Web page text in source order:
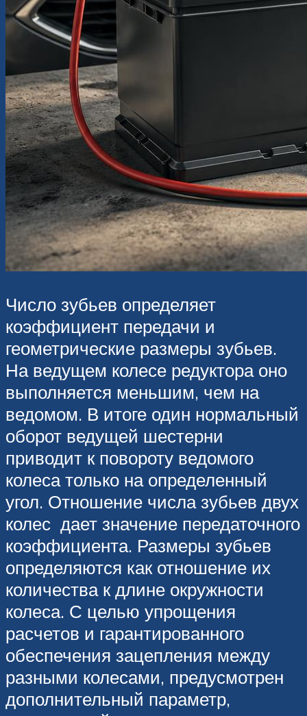
Число зубьев определяет
коэффициент передачи и
геометрические размеры зубьев.
На ведущем колесе редуктора оно
выполняется меньшим, чем на
ведомом. В итоге один нормальный
оборот ведущей шестерни
приводит к повороту ведомого
колеса только на определенный
угол. Отношение числа зубьев двух
колес дает значение передаточного
коэффициента. Размеры зубьев
определяются как отношение их
количества к длине окружности
колеса. С целью упрощения
расчетов и гарантированного
обеспечения зацепления между
разными колесами, предусмотрен
дополнительный параметр,